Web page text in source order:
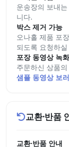
운송장의 보내
니다.
박스 제거 가능
오나홀 제품 포
되도록 요청하
포장 동영상 녹화
주문하신 상품
샘플 동영상 보
교환·반품
교환·반품 안내